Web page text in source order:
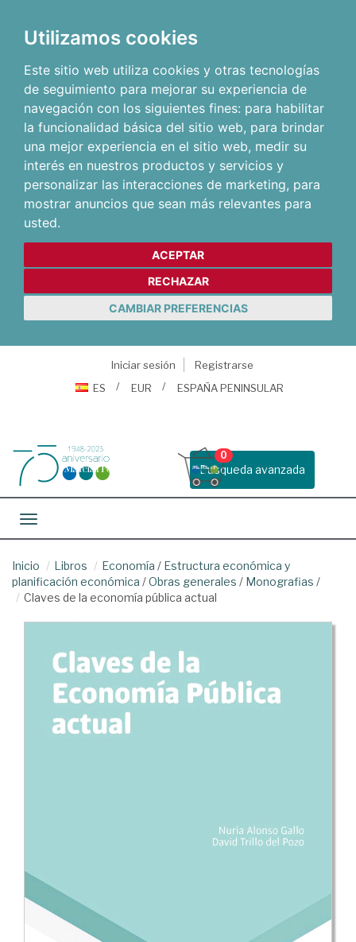
Utilizamos cookies
Este sitio web utiliza cookies y otras tecnologías
de seguimiento para mejorar su experiencia de
navegación con los siguientes fines: para habilitar
la funcionalidad básica del sitio web, para brindar
una mejor experiencia en el sitio web, medir su
interés en nuestros productos y servicios y
personalizar las interacciones de marketing, para
mostrar anuncios que sean más relevantes para
usted.
ACEPTAR
RECHAZAR
CAMBIAR PREFERENCIAS
Iniciar sesión
Registrarse
ES
EUR ESPAÑA PENINSULAR
Busqueda avanzada
0
Toggle navigation
Inicio Libros Economía / Estructura económica y
planificación económica /Obras generales / Monografias /
Claves de la economía pública actual